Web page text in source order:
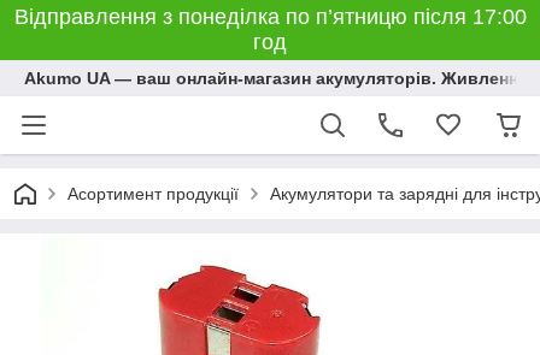
Відправлення з понеділка по п’ятницю після 17:00
год
Akumo UA — ваш онлайн-магазин акумуляторів. Живлення,
Асортимент продукції Акумулятори та зарядні для